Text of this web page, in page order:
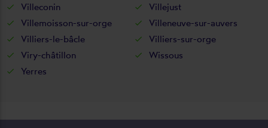
Villeconin
Villejust
Villemoisson-sur-orge
Villeneuve-sur-auvers
Villiers-le-bâcle
Villiers-sur-orge
Viry-châtillon
Wissous
Yerres